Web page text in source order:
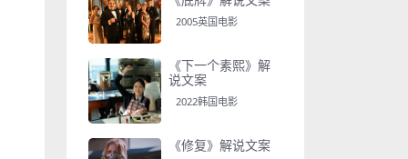
2005英国电影
《下一个素熙》解
说文案
2022韩国电影
《修复》解说文案